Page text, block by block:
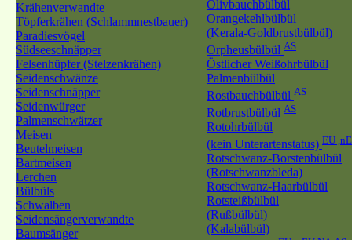
Krähenverwandte
Töpferkrähen (Schlammnestbauer)
Paradiesvögel
Südseeschnäpper
Felsenhüpfer (Stelzenkrähen)
Seidenschwänze
Seidenschnäpper
Seidenwürger
Palmenschwätzer
Meisen
Beutelmeisen
Bartmeisen
Lerchen
Bülbüls
Schwalben
Seidensängerverwandte
Baumsänger
Olivbauchbülbül
Orangekehlbülbül
(Kerala-Goldbrustbülbül)
Orpheusbülbül AS
Östlicher Weißohrbülbül
Palmenbülbül
Rostbauchbülbül AS
Rotbrustbülbül AS
Rotohrbülbül
(kein Unterartenstatus) EU
Rotschwanz-Borstenbülbül
(Rotschwanzbleda)
Rotschwanz-Haarbülbül
Rotsteißbülbül
(Rußbülbül)
(Kalabülbül)